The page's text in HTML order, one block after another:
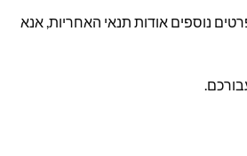
נוספים אודות תנאי האחריות, אנא